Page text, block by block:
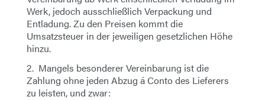
Werk, jedoch ausschließlich Verpackung und
Entladung. Zu den Preisen kommt die
Umsatzsteuer in der jeweiligen gesetzlichen Höhe
hinzu.
2. Mangels besonderer Vereinbarung ist die
Zahlung ohne jeden Abzug á Conto des Lieferers
zu leisten, und zwar: